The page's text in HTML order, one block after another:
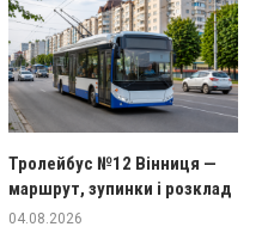
Тролейбус №12 Вінниця —
маршрут, зупинки і розклад
04.08.2026